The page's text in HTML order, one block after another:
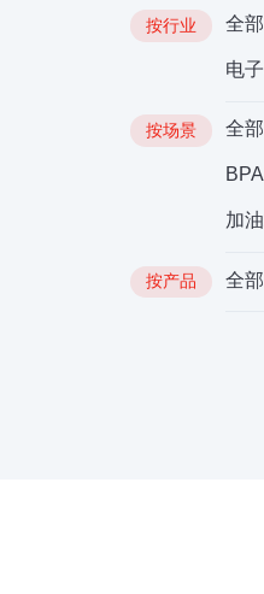
按行业 全部
电
按场景 全部
BPA
加
按产品 全部